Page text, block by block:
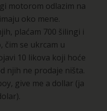
motorom odlazim na
oko mene.
plaćam 700 šilingi i
čim se ukrcam u
10 likova koji hoće
njih ne prodaje ništa.
give me a dollar (ja